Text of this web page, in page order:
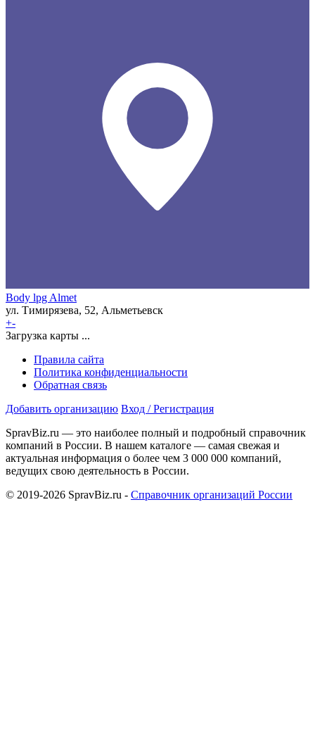
Body lpg Almet
ул. Тимирязева, 52, Альметьевск
+-
Загрузка карты ...
Правила сайта
Политика конфиденциальности
Обратная связь
Добавить организацию Вход / Регистрация
SpravBiz.ru — это наиболее полный и подробный справочник
компаний в России. В нашем каталоге — самая свежая и
актуальная информация о более чем 3 000 000 компаний,
ведущих свою деятельность в России.
© 2019-2026 SpravBiz.ru - Справочник организаций России